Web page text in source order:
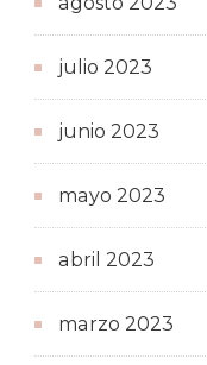
julio 2023
junio 2023
mayo 2023
abril 2023
marzo 2023